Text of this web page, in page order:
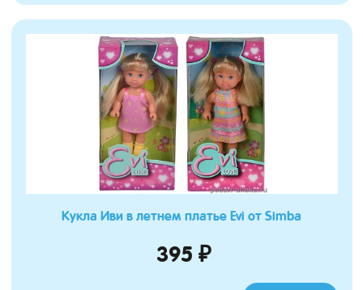
Кукла Иви в летнем платье Evi от Simba
395 ₽